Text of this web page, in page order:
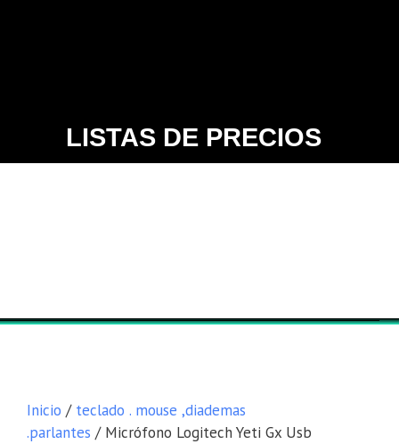
LISTAS DE PRECIOS
Inicio / teclado . mouse ,diademas
.parlantes / Micrófono Logitech Yeti Gx Usb